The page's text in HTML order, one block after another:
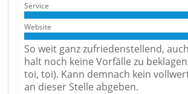
Service
Website
So weit ganz zufriedenstellend,
halt noch keine Vorfälle zu
toi, toi). Kann demnach kein
an dieser Stelle abgeben.